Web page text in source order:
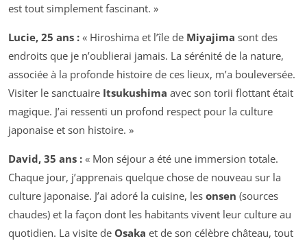
est tout simplement fascinant. »
Lucie, 25 ans : « Hiroshima et l’île de Miyajima sont des
endroits que je n’oublierai jamais. La sérénité de la nature,
associée à la profonde histoire de ces lieux, m’a bouleversée.
Visiter le sanctuaire Itsukushima avec son torii flottant était
magique. J’ai ressenti un profond respect pour la culture
japonaise et son histoire. »
David, 35 ans : « Mon séjour a été une immersion totale.
Chaque jour, j’apprenais quelque chose de nouveau sur la
culture japonaise. J’ai adoré la cuisine, les onsen (sources
chaudes) et la façon dont les habitants vivent leur culture au
quotidien. La visite de Osaka et de son célèbre château, tout